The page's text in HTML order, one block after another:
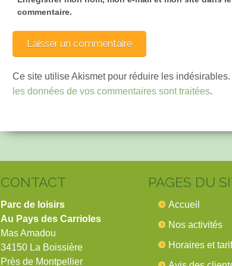
commentaire.
Ce site utilise Akismet pour réduire les indésirables.
les données de vos commentaires sont traitées.
CONTACT
Parc de loisirs
Au Pays des Carrioles
Mas Amadou
34150 La Boissière
Près de Montpellier
PAGES DU
Accueil
Nos activités
Horaires et